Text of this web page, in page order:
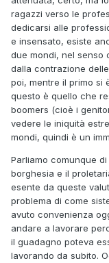
ragazzi verso le
dedicarsi alle
e insensato, esiste
due mondi, nel senso
dalla contrazione
poi, mentre il primo si
questo è quello che
boomers (cioè i
vedere le iniquità
mondi, quindi è un
Parliamo comunque
borghesia e il
esente da queste
problema di come
avuto convenienza
andare a lavorare
il guadagno poteva
lavorando da subito.